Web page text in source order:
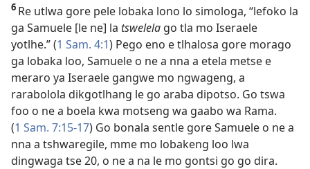
6 Re utlwa gore pele lobaka lono lo simologa, “lefoko la
ga Samuele [le ne] la tswelela go tla mo Iseraele
yotlhe.” (1 Sam. 4:1) Pego eno e tlhalosa gore morago
ga lobaka loo, Samuele o ne a nna a etela metse e
meraro ya Iseraele gangwe mo ngwageng, a
rarabolola dikgotlhang le go araba dipotso. Go tswa
foo o ne a boela kwa motseng wa gaabo wa Rama.
(1 Sam. 7:15-17) Go bonala sentle gore Samuele o ne a
nna a tshwaregile, mme mo lobakeng loo lwa
dingwaga tse 20, o ne a na le mo gontsi go go dira.